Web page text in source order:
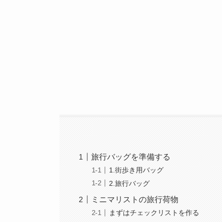
旅行バッグを準備する
1.街歩き用バッグ
2.旅行バッグ
ミニマリストの旅行荷物
まずはチェックリストを作る